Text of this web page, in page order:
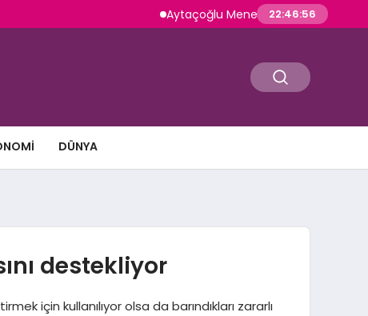
Aytaçoğlu Menemen: Çakallı Menemeni
22:46:57
DÜNYA
destekliyor
için kullanılıyor olsa da barındıkları zararlı